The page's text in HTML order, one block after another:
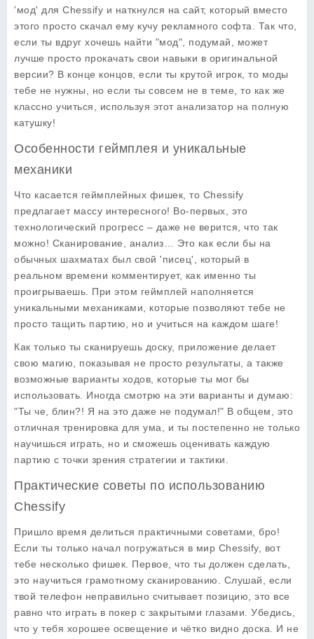
'мод' для Chessify и наткнулся на сайт, который вместо
этого просто скачал ему кучу рекламного софта. Так что,
если ты вдруг хочешь найти "мод", подумай, может
лучше просто прокачать свои навыки в оригинальной
версии? В конце концов, если ты крутой игрок, то моды
тебе не нужны, но если ты совсем не в теме, то как же
классно учиться, используя этот анализатор на полную
катушку!
Особенности геймплея и уникальные
механики
Что касается геймплейных фишек, то Chessify
предлагает массу интересного! Во-первых, это
технологический прогресс – даже не верится, что так
можно! Сканирование, анализ… Это как если бы на
обычных шахматах был свой 'писец', который в
реальном времени комментирует, как именно ты
проигрываешь. При этом геймплей наполняется
уникальными механиками, которые позволяют тебе не
просто тащить партию, но и учиться на каждом шаге!
Как только ты сканируешь доску, приложение делает
свою магию, показывая не просто результаты, а также
возможные варианты ходов, которые ты мог бы
использовать. Иногда смотрю на эти варианты и думаю:
"Ты че, блин?! Я на это даже не подумал!" В общем, это
отличная тренировка для ума, и ты постепенно не только
научишься играть, но и сможешь оценивать каждую
партию с точки зрения стратегии и тактики.
Практические советы по использованию
Chessify
Пришло время делиться практичными советами, бро!
Если ты только начал погружаться в мир Chessify, вот
тебе несколько фишек. Первое, что ты должен сделать,
это научиться грамотному сканированию. Слушай, если
твой телефон неправильно считывает позицию, это все
равно что играть в покер с закрытыми глазами. Убедись,
что у тебя хорошее освещение и чётко видно доска. И не